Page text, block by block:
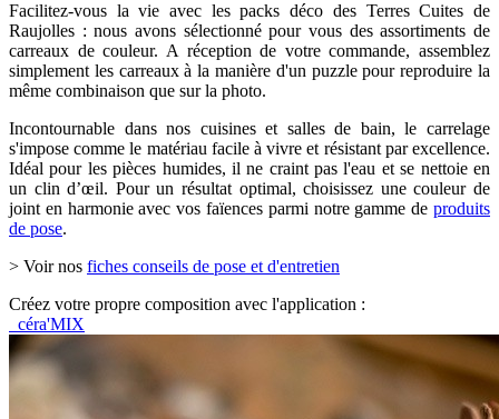
Facilitez-vous la vie avec les packs déco des Terres Cuites de
Raujolles : nous avons sélectionné pour vous des assortiments de
carreaux de couleur. A réception de votre commande, assemblez
simplement les carreaux à la manière d'un puzzle pour reproduire la
même combinaison que sur la photo.
Incontournable dans nos cuisines et salles de bain, le carrelage
s'impose comme le matériau facile à vivre et résistant par excellence.
Idéal pour les pièces humides, il ne craint pas l'eau et se nettoie en
un clin d’œil. Pour un résultat optimal, choisissez une couleur de
joint en harmonie avec vos faïences parmi notre gamme de produits
de pose.
> Voir nos fiches conseils de pose et d'entretien
Créez votre propre composition avec l'application :
céra'MIX